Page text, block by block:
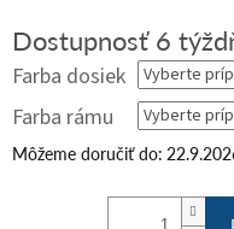
cena:
Dostupnosť 6
Farba dosiek
Farba rámu
Môžeme doručiť do: